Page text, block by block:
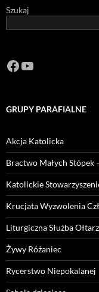
Szukaj
Facebook
https://
GRUPY PARAFIALNE
Akcja Katolicka
Bractwo Małych Stópek
Katolickie
Krucjata Wyzwolenia
Liturgiczna Służba
Żywy Różaniec
Rycerstwo Niepokalanej